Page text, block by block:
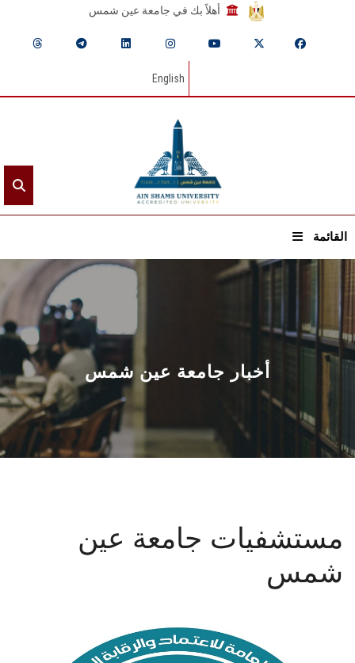
أهلاً بك في جامعة عين شمس
English
القائمة
الرئيسيـة
عن الجامعة
القطاعـات
الشئون الأكاديمية
البحث العلمي
المراكز والوحدات
أخبار جامعة عين شمس
مستشفيات جامعة عين
شمس